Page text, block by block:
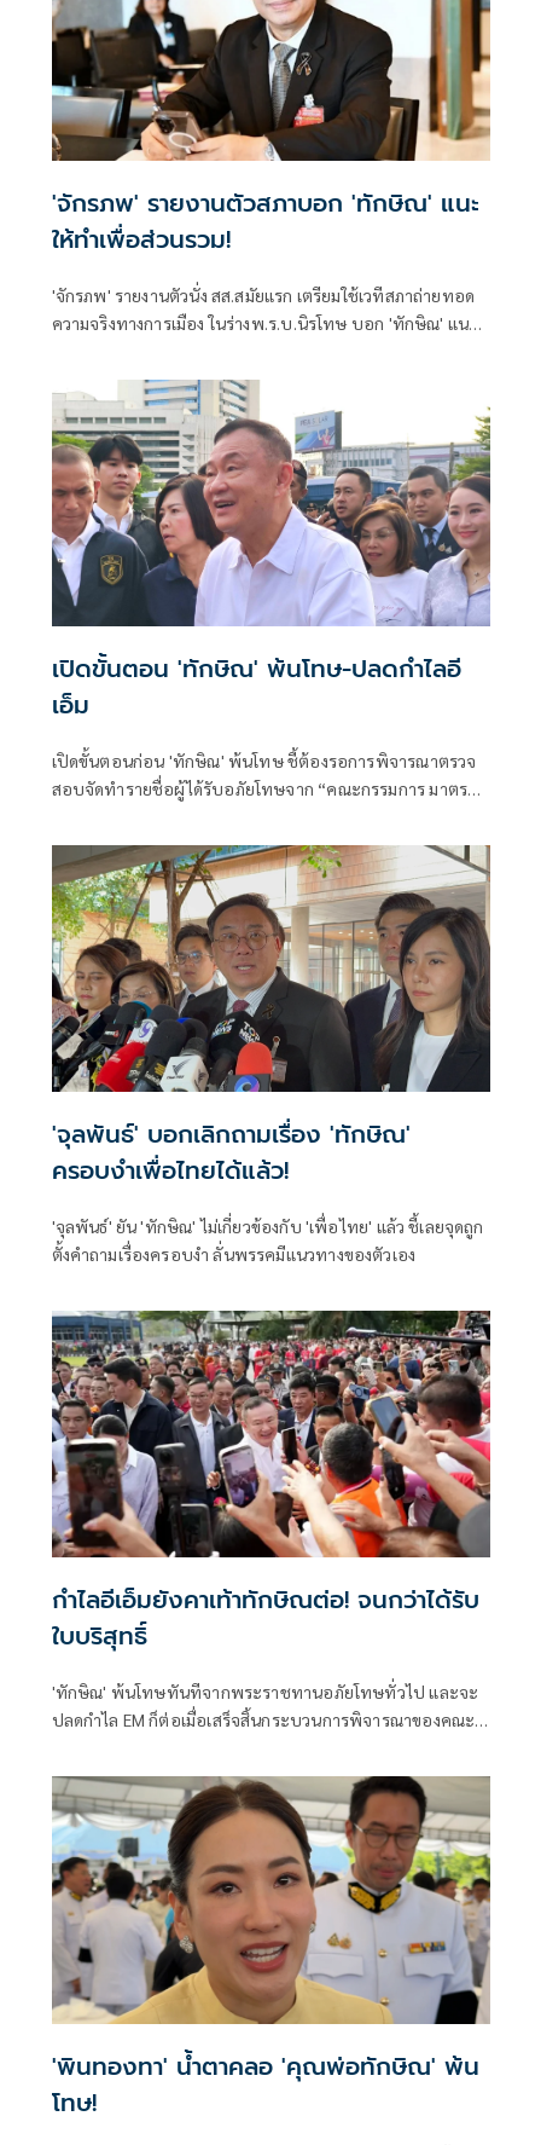
'จักรภพ' รายงานตัวสภาบอก 'ทักษิณ' แนะ
ให้ทำเพื่อส่วนรวม!
'จักรภพ' รายงานตัวนั่ง สส.สมัยแรก เตรียมใช้เวทีสภาถ่ายทอด
ความจริงทางการเมือง ในร่างพ.ร.บ.นิรโทษ บอก 'ทักษิณ' แนะ
ความนิยมวันนี้พรุ่งนี้
เปิดขั้นตอน 'ทักษิณ' พ้นโทษ-ปลดกำไลอี
เอ็ม
เปิดขั้นตอนก่อน 'ทักษิณ' พ้นโทษ ชี้ต้องรอการพิจารณาตรวจ
สอบจัดทำรายชื่อผู้ได้รับอภัยโทษจาก “คณะกรรมการ มาตรา
สำนักงานคุมประพฤติ
'จุลพันธ์' บอกเลิกถามเรื่อง 'ทักษิณ'
ครอบงำเพื่อไทยได้แล้ว!
'จุลพันธ์' ยัน 'ทักษิณ' ไม่เกี่ยวข้องกับ 'เพื่อไทย' แล้ว ชี้เลยจุดถูก
ตั้งคำถามเรื่องครอบงำ ลั่นพรรคมีแนวทางของตัวเอง
กำไลอีเอ็มยังคาเท้าทักษิณต่อ! จนกว่าได้รับ
ใบบริสุทธิ์
'ทักษิณ' พ้นโทษทันทีจากพระราชทานอภัยโทษทั่วไป และจะ
ปลดกำไล EM ก็ต่อเมื่อเสร็จสิ้นกระบวนการพิจารณาของคณะ
'พินทองทา' น้ำตาคลอ 'คุณพ่อทักษิณ' พ้น
โทษ!